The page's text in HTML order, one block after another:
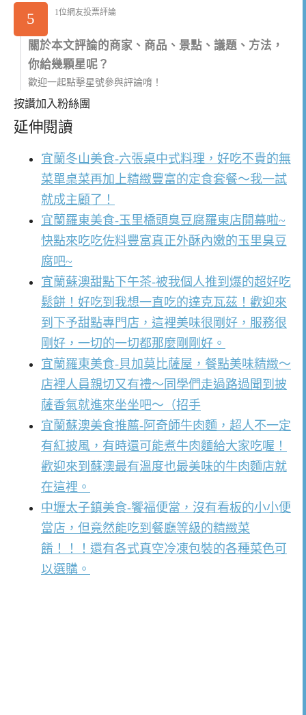
5 1位網友投票評論
關於本文評論的商家、商品、景點、議題、方法，
你給幾顆星呢？
歡迎一起點擊星號參與評論唷！
按讚加入粉絲團
延伸閱讀
宜蘭冬山美食-六張桌中式料理，好吃不貴的無
菜單桌菜再加上精緻豐富的定食套餐～我一試
就成主顧了！
宜蘭羅東美食-玉里橋頭臭豆腐羅東店開幕啦~
快點來吃吃佐料豐富真正外酥內嫩的玉里臭豆
腐吧~
宜蘭蘇澳甜點下午茶-被我個人推到爆的超好吃
鬆餅！好吃到我想一直吃的達克瓦茲！歡迎來
到下予甜點專門店，這裡美味很剛好，服務很
剛好，一切的一切都那麼剛剛好。
宜蘭羅東美食-貝加莫比薩屋，餐點美味精緻～
店裡人員親切又有禮～同學們走過路過聞到披
薩香氣就進來坐坐吧～（招手
宜蘭蘇澳美食推薦-阿奇師牛肉麵，超人不一定
有紅披風，有時還可能煮牛肉麵給大家吃喔！
歡迎來到蘇澳最有溫度也最美味的牛肉麵店就
在這裡。
中壢太子鎮美食-饗福便當，沒有看板的小小便
當店，但竟然能吃到餐廳等級的精緻菜
餚！！！還有各式真空冷凍包裝的各種菜色可
以選購。